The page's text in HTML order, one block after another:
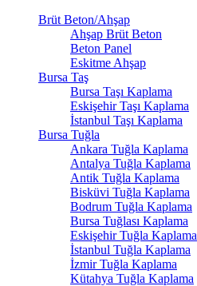
Brüt Beton/Ahşap
Ahşap Brüt Beton
Beton Panel
Eskitme Ahşap
Bursa Taş
Bursa Taşı Kaplama
Eskişehir Taşı Kaplama
İstanbul Taşı Kaplama
Bursa Tuğla
Ankara Tuğla Kaplama
Antalya Tuğla Kaplama
Antik Tuğla Kaplama
Bisküvi Tuğla Kaplama
Bodrum Tuğla Kaplama
Bursa Tuğlası Kaplama
Eskişehir Tuğla Kaplama
İstanbul Tuğla Kaplama
İzmir Tuğla Kaplama
Kütahya Tuğla Kaplama